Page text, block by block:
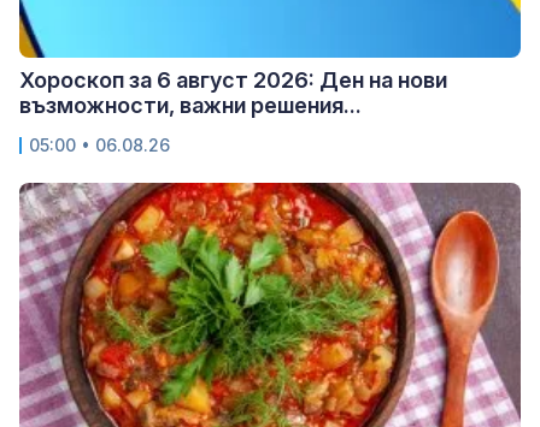
Хороскоп за 6 август 2026: Ден на нови
възможности, важни решения...
05:00 • 06.08.26